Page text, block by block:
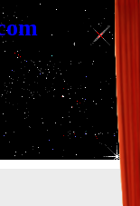
329
on line 265
on line329
on line 265
on line329:
on line 265
om